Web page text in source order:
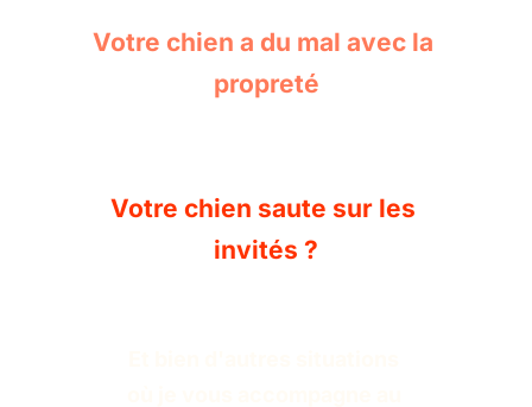
Votre chien a du mal avec la
propreté
Votre chien saute sur les
invités ?